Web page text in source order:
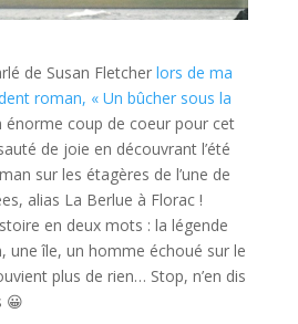
de Susan Fletcher lors de ma
roman, « Un bûcher sous la
énorme coup de coeur pour cet
de joie en découvrant l’été
sur les étagères de l’une de
alias La Berlue à Florac !
en deux mots : la légende
une île, un homme échoué sur le
plus de rien… Stop, n’en dis
😀